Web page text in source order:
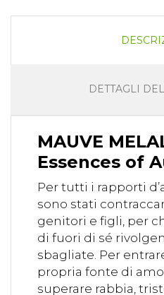
DETTAGLI
MAUVE
Essences of
Per tutti i rapporti
sono stati
genitori e figli, per
di fuori di sé
sbagliate. Per
propria fonte di
superare rabbia,